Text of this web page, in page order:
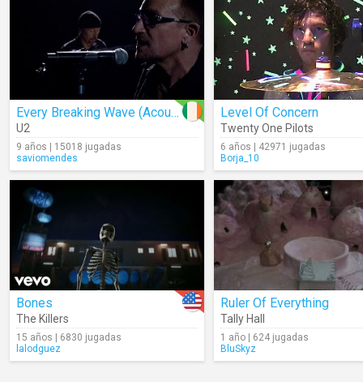
Every Breaking Wave (Acoustic)
U2
9 años | 15018 jugadas
saviomendes
Level Of Concern
Twenty One Pilots
6 años | 42971 jugadas
Borja_10
Bones
The Killers
15 años | 6830 jugadas
lalodguez
Ruler Of Everything
Tally Hall
1 año | 624 jugadas
BluSkyz